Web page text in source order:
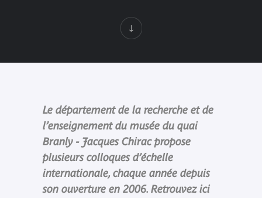
Le département de la recherche et de
l’enseignement du musée du quai
Branly - Jacques Chirac propose
plusieurs colloques d’échelle
internationale, chaque année depuis
son ouverture en 2006. Retrouvez ici